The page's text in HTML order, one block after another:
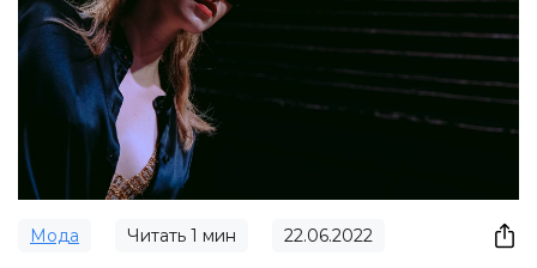
Мода Читать 1 мин 22.06.2022